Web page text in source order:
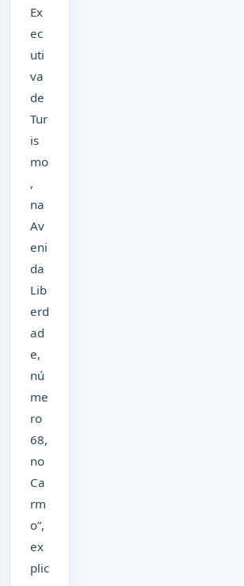
Ex
ec
uti
va
de
Tur
is
mo
,
na
Av
eni
da
Lib
erd
ad
e,
nú
me
ro
68,
no
Ca
rm
o”,
ex
plic